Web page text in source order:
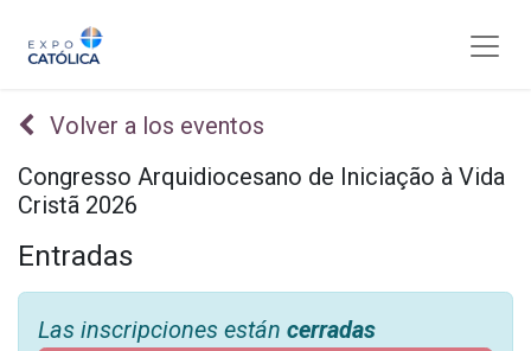
Volver a los eventos
Congresso Arquidiocesano de Iniciação à Vida
Cristã 2026
Entradas
Las inscripciones están cerradas